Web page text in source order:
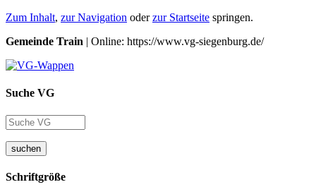
Zum Inhalt, zur Navigation oderzur Startseite springen.
Gemeinde Train | Online: https://www.vg-siegenburg.de/
Suche VG
suchen
Schriftgröße